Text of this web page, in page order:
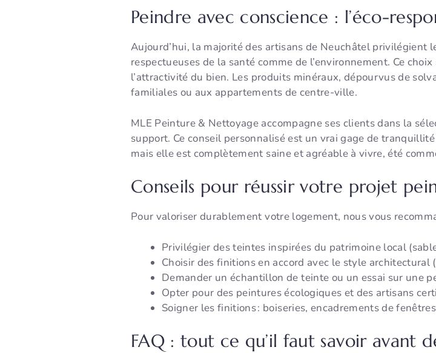
Peindre avec conscience : l’éco-
Aujourd’hui, la majorité des artisans de Neuchâtel privilégient
respectueuses de la santé comme de l’environnement. Ce
l’attractivité du bien. Les produits minéraux, dépourvus de
familiales ou aux appartements de centre-ville.
MLE Peinture & Nettoyage accompagne ses clients dans la
support. Ce conseil personnalisé est un vrai gage de
mais elle est complètement saine et agréable à vivre, été
Conseils pour réussir votre projet
Pour valoriser durablement votre logement, nous vous
Privilégier des teintes inspirées du patrimoine local
Choisir des finitions en accord avec le style architectural
Demander un échantillon de teinte ou un essai sur une
Opter pour des peintures écologiques et des artisans
Soigner les finitions : boiseries, encadrements de
FAQ : tout ce qu’il faut savoir avant